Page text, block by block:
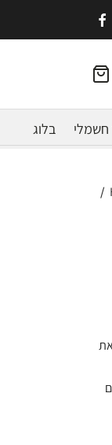
חשמלי בלוג
/